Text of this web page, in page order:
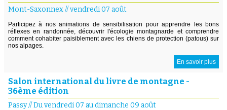
Mont-Saxonnex//vendredi 07 août
Participez à nos animations de sensibilisation pour apprendre les bons
réflexes en randonnée, découvrir l'écologie montagnarde et comprendre
comment cohabiter paisiblement avec les chiens de protection (patous) sur
nos alpages.
En savoir plus
Salon international du livre de montagne -
36ème édition
Passy//Du vendredi 07 au dimanche 09 août